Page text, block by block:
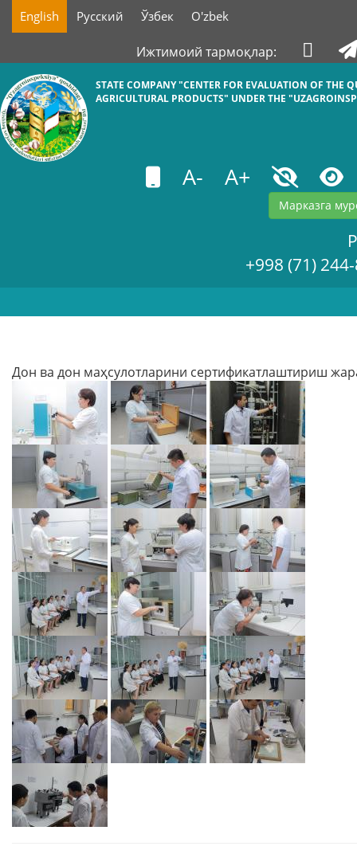
English Русский Ўзбек O'zbek
Ижтимоий тармоқлар:
STATE COMPANY "СENTER FOR EVALUATION OF THE
AGRICULTURAL PRODUCTS" UNDER THE
A- A+
Марказга
+998 (71)
Дон ва дон маҳсулотларини сертификатлаштириш